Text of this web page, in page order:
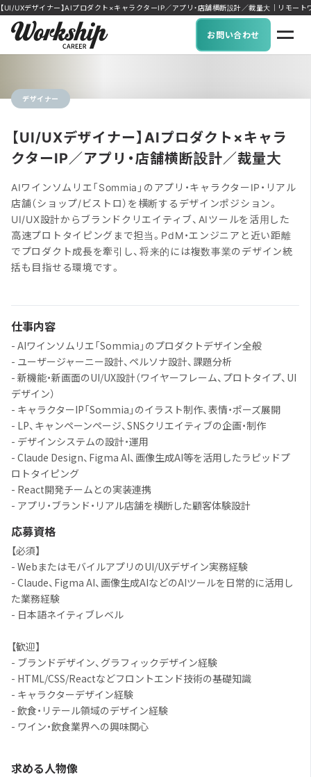
【UI/UXデザイナー】AIプロダクト×キャラクターIP／アプリ・店舗横断設計／裁量大｜リモー
お問い合わせ
デザイナー
【UI/UXデザイナー】AIプロダクト×キャラ
クターIP／アプリ・店舗横断設計／裁量大
AIワインソムリエ「Sommia」のアプリ・キャラクターIP・リアル
店舗（ショップ/ビストロ）を横断するデザインポジション。
UI/UX設計からブランドクリエイティブ、AIツールを活用した
高速プロトタイピングまで担当。PdM・エンジニアと近い距離
でプロダクト成長を牽引し、将来的には複数事業のデザイン統
括も目指せる環境です。
仕事内容
- AIワインソムリエ「Sommia」のプロダクトデザイン全般
- ユーザージャーニー設計、ペルソナ設計、課題分析
- 新機能・新画面のUI/UX設計（ワイヤーフレーム、プロトタイプ、UI
デザイン）
- キャラクターIP「Sommia」のイラスト制作、表情・ポーズ展開
- LP、キャンペーンページ、SNSクリエイティブの企画・制作
- デザインシステムの設計・運用
- Claude Design、Figma AI、画像生成AI等を活用したラピッドプ
ロトタイピング
- React開発チームとの実装連携
- アプリ・ブランド・リアル店舗を横断した顧客体験設計
応募資格
【必須】
- WebまたはモバイルアプリのUI/UXデザイン実務経験
- Claude、Figma AI、画像生成AIなどのAIツールを日常的に活用し
た業務経験
- 日本語ネイティブレベル
【歓迎】
- ブランドデザイン、グラフィックデザイン経験
- HTML/CSS/Reactなどフロントエンド技術の基礎知識
- キャラクターデザイン経験
- 飲食・リテール領域のデザイン経験
- ワイン・飲食業界への興味関心
求める人物像